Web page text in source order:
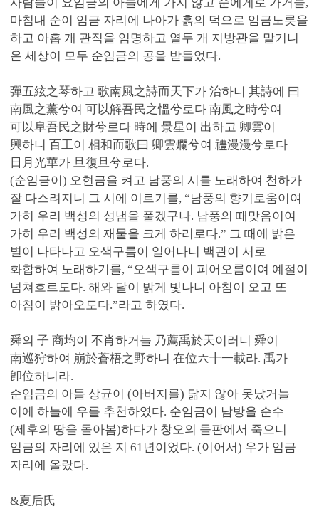
마침내 순이 임금 자리에 나아가 흙의 덕으로 임금노릇을
하고 아홉 개 관직을 임명하고 열두 개 지방관을 맡기니
온 세상이 모두 순임금의 공을 받들었다.
彈五絃之琴하고 歌南風之詩而天下가 治하니 其詩에 曰
南風之薰兮여 可以解吾民之慍兮로다 南風之時兮여
可以阜吾民之財兮로다 時에 景星이 出하고 卿雲이
興하니 百工이 相和而歌曰 卿雲爛兮여 禮漫漫兮로다
日月光華가 旦復旦兮로다.
(순임금이) 오현금을 켜고 남풍의 시를 노래하여 천하가
잘 다스려지니 그 시에 이르기를, “남풍의 향기로움이여
가히 우리 백성의 성냄을 풀겠구나. 남풍의 때맞음이여
가히 우리 백성의 재물을 크게 하리로다.” 그 때에 밝은
별이 나타나고 오색구름이 일어나니 백관이 서로
화합하여 노래하기를, “오색구름이 피어오름이여 예절이
넘쳐흐르도다. 해와 달이 밝게 빛나니 아침이 오고 또
아침이 밝아오도다.”라고 하였다.
舜의 子 商均이 不肖하거늘 乃薦禹於天이러니 舜이
南巡狩하여 崩於蒼梧之野하니 在位六十一載라. 禹가
卽位하니라.
순임금의 아들 상균이 (아버지를) 닮지 않아 못났거늘
이에 하늘에 우를 추천하였다. 순임금이 남방을 순수
(제후의 땅을 돌아봄)하다가 창오의 들판에서 죽으니
임금의 자리에 있은 지 61년이었다. (이어서) 우가 임금
자리에 올랐다.
&夏后氏